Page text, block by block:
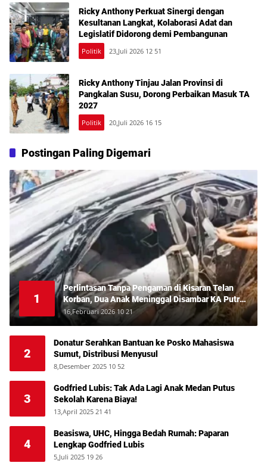
Ricky Anthony Perkuat Sinergi dengan
Kesultanan Langkat, Kolaborasi Adat dan
Legislatif Didorong demi Pembangunan
Politik 23,Juli 2026 12 51
Ricky Anthony Tinjau Jalan Provinsi di
Pangkalan Susu, Dorong Perbaikan Masuk TA
2027
Politik 20,Juli 2026 16 15
Postingan Paling Digemari
1
Perlintasan Tanpa Pengaman di Kisaran Telan
Korban, Dua Anak Meninggal Disambar KA Putri
Deli
16,Februari 2026 10 21
2
Donatur Serahkan Bantuan ke Posko Mahasiswa
Sumut, Distribusi Menyusul
8,Desember 2025 10 52
3
Godfried Lubis: Tak Ada Lagi Anak Medan Putus
Sekolah Karena Biaya!
13,April 2025 21 41
4
Beasiswa, UHC, Hingga Bedah Rumah: Paparan
Lengkap Godfried Lubis
5,Juli 2025 19 26